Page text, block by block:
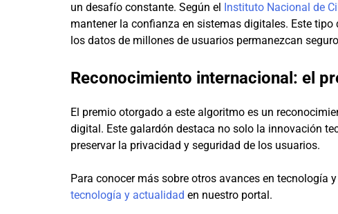
un desafío constante. Según el
Instituto Nacional de
mantener la confianza en sistemas digitales. Este
los datos de millones de usuarios permanezcan
Reconocimiento internacional: el
El premio otorgado a este algoritmo es un
digital. Este galardón destaca no solo la innovación
preservar la privacidad y seguridad de los usuarios.
Para conocer más sobre otros avances en tecnología
tecnología y actualidad en nuestro portal.